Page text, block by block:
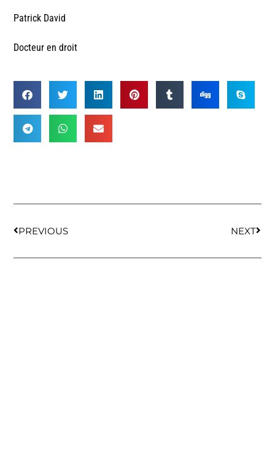
Patrick David
Docteur en droit
PREVIOUS NEXT